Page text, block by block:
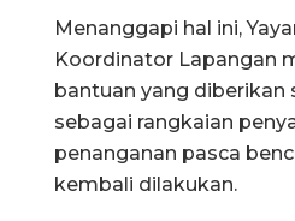
Menanggapi hal ini,
Koordinator Lapangan
bantuan yang diberikan
sebagai rangkaian
penanganan pasca
kembali dilakukan.